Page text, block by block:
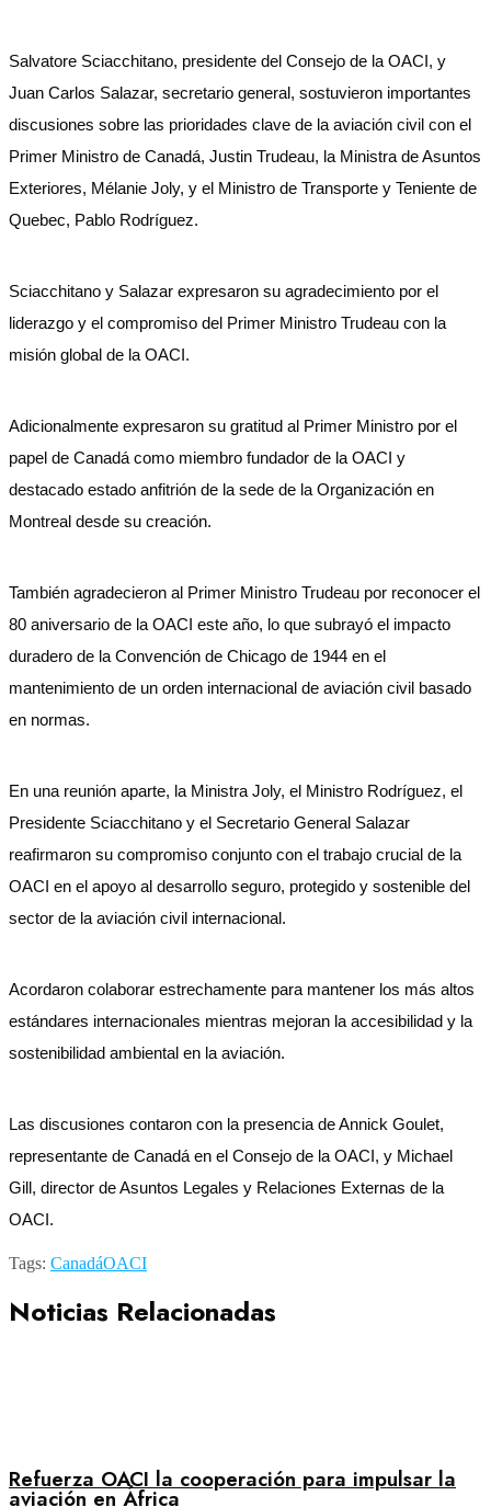
Salvatore Sciacchitano, presidente del Consejo de la OACI, y
Juan Carlos Salazar, secretario general, sostuvieron importantes
discusiones sobre las prioridades clave de la aviación civil con el
Primer Ministro de Canadá, Justin Trudeau, la Ministra de Asuntos
Exteriores, Mélanie Joly, y el Ministro de Transporte y Teniente de
Quebec, Pablo Rodríguez.
Sciacchitano y Salazar expresaron su agradecimiento por el
liderazgo y el compromiso del Primer Ministro Trudeau con la
misión global de la OACI.
Adicionalmente expresaron su gratitud al Primer Ministro por el
papel de Canadá como miembro fundador de la OACI y
destacado estado anfitrión de la sede de la Organización en
Montreal desde su creación.
También agradecieron al Primer Ministro Trudeau por reconocer el
80 aniversario de la OACI este año, lo que subrayó el impacto
duradero de la Convención de Chicago de 1944 en el
mantenimiento de un orden internacional de aviación civil basado
en normas.
En una reunión aparte, la Ministra Joly, el Ministro Rodríguez, el
Presidente Sciacchitano y el Secretario General Salazar
reafirmaron su compromiso conjunto con el trabajo crucial de la
OACI en el apoyo al desarrollo seguro, protegido y sostenible del
sector de la aviación civil internacional.
Acordaron colaborar estrechamente para mantener los más altos
estándares internacionales mientras mejoran la accesibilidad y la
sostenibilidad ambiental en la aviación.
Las discusiones contaron con la presencia de Annick Goulet,
representante de Canadá en el Consejo de la OACI, y Michael
Gill, director de Asuntos Legales y Relaciones Externas de la
OACI.
Tags: CanadáOACI
Noticias Relacionadas
Refuerza OACI la cooperación para impulsar la
aviación en África